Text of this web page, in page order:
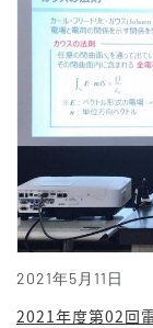
2021年5月11日
2021年度第02回